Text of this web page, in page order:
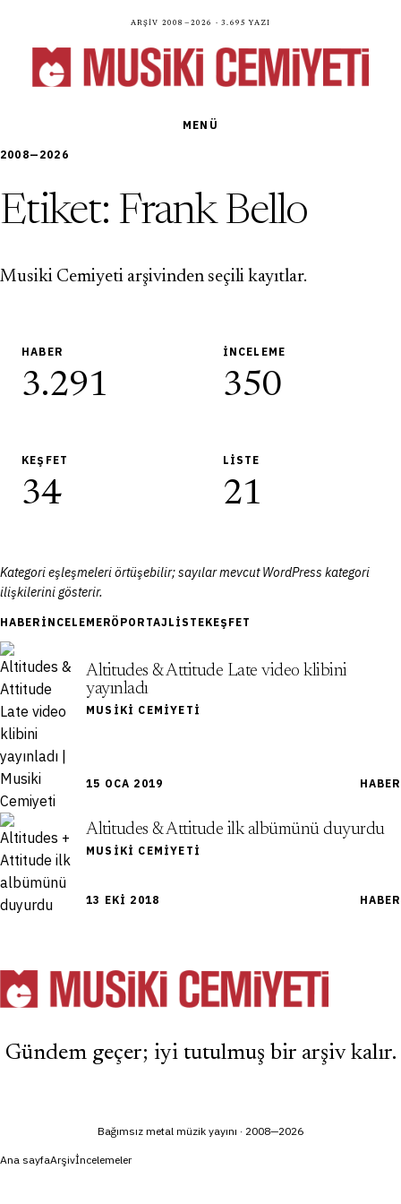
Arşiv 2008—2026 · 3.695 yazı
MENÜ
2008—2026
Etiket: Frank Bello
Musiki Cemiyeti arşivinden seçili kayıtlar.
HABER
3.291
İNCELEME
350
KEŞFET
34
LISTE
21
Kategori eşleşmeleri örtüşebilir; sayılar mevcut WordPress kategori
ilişkilerini gösterir.
HABER İNCELEMERÖPORTAJ LISTEKEŞFET
15 OCA 2019
Altitudes & Attitude Late video klibini
yayınladı
MUSIKI CEMIYETI
HABER
13 EKI 2018
Altitudes & Attitude ilk albümünü duyurdu
MUSIKI CEMIYETI
HABER
Gündem geçer; iyi tutulmuş bir arşiv kalır.
Bağımsız metal müzik yayını · 2008—2026
Ana sayfaArşivİncelemeler